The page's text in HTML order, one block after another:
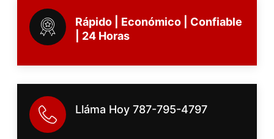
Rápido | Económico | Confiable
| 24 Horas
Lláma Hoy 787-795-4797